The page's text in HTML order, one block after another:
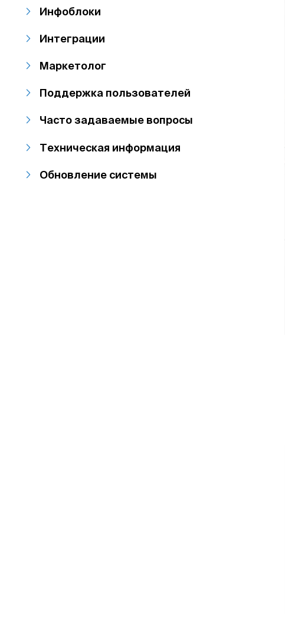
Инфоблоки
Интеграции
Маркетолог
Поддержка пользователей
Часто задаваемые вопросы
Техническая информация
Обновление системы